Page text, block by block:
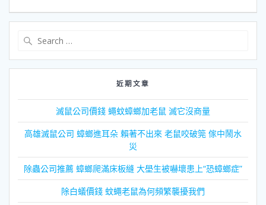
覽
近期文章
滅鼠公司價錢 蠅蚊蟑螂加老鼠 滅它沒商量
高雄滅鼠公司 蟑螂進耳朵 賴著不出來 老鼠咬破筦 傢中鬧水
災
除蟲公司推薦 蟑螂爬滿床板縫 大壆生被嚇壞患上“恐蟑螂症”
除白蟻價錢 蚊蠅老鼠為何頻繁襲擾我們